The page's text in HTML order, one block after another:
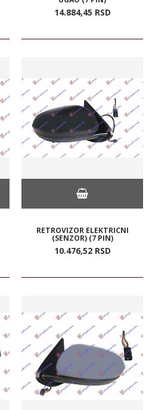
14.884,45 RSD
RETROVIZOR ELEKTRICNI
(SENZOR) (7 PIN)
10.476,52 RSD